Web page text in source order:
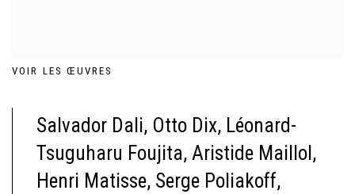
VOIR LES ŒUVRES
Salvador Dali, Otto Dix, Léonard-
Tsuguharu Foujita, Aristide Maillol,
Henri Matisse, Serge Poliakoff,